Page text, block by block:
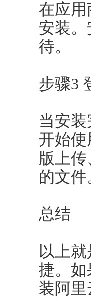
在应
安装
待。
步骤3
当安
开始
版上
的文件
总结
以上
捷。
装阿里